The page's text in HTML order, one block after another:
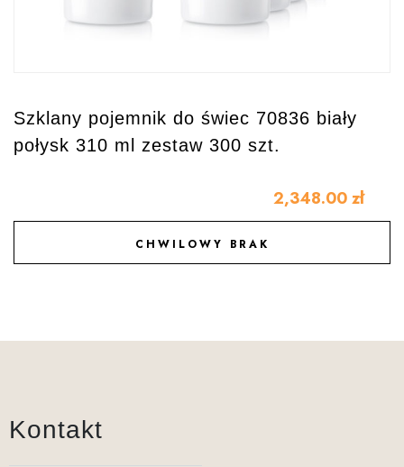
Szklany pojemnik do świec 70836 biały
połysk 310 ml zestaw 300 szt.
2,348.00 zł
CHWILOWY BRAK
DODAJ DO ULUBIONYCH
Kontakt